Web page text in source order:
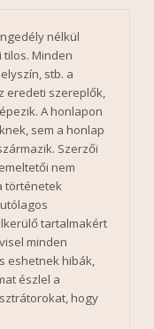
nélkül
Minden
stb. a
eredeti szereplők,
A honlapon
sem a honlap
Szerzői
nem
történetek
tartalmakért
minden
eshetnek hibák,
észlel a
hogy